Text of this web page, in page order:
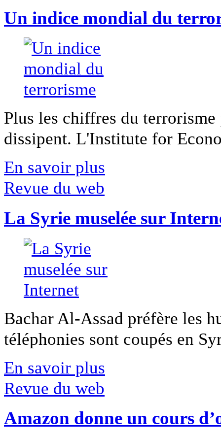
Un indice mondial du
Plus les chiffres du
dissipent. L'Institute for
En savoir plus
Revue du web
La Syrie muselée sur
Bachar Al-Assad préfère les
téléphonies sont coupés en
En savoir plus
Revue du web
Amazon donne un cours